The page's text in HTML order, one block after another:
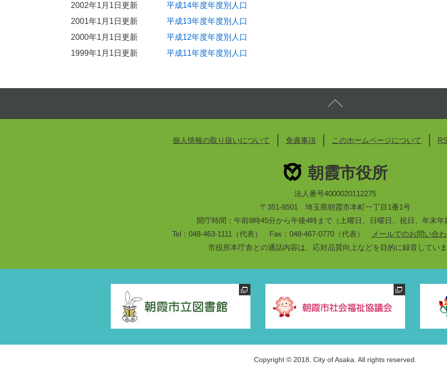
2002年1月1日更新
平成14年度年度別人口
2001年1月1日更新
平成13年度年度別人口
2000年1月1日更新
平成12年度年度別人口
1999年1月1日更新
平成11年度年度別人口
個人情報の取り扱いについて 免責事項 このホームページについて
朝霞市役所
法人番号4000020112275
〒351-8501 埼玉県朝霞市本町一丁目1番1号
開庁時間：午前8時45分から午後4時まで（土曜日、日曜日、祝日、年末年
Tel：048-463-1111（代表） Fax：048-467-0770（代表）
メールでのお問い合
市役所本庁舎との通話内容は、応対品質向上などを目的に録音していま
Copyright © 2018. City of Asaka. All rights reserved.